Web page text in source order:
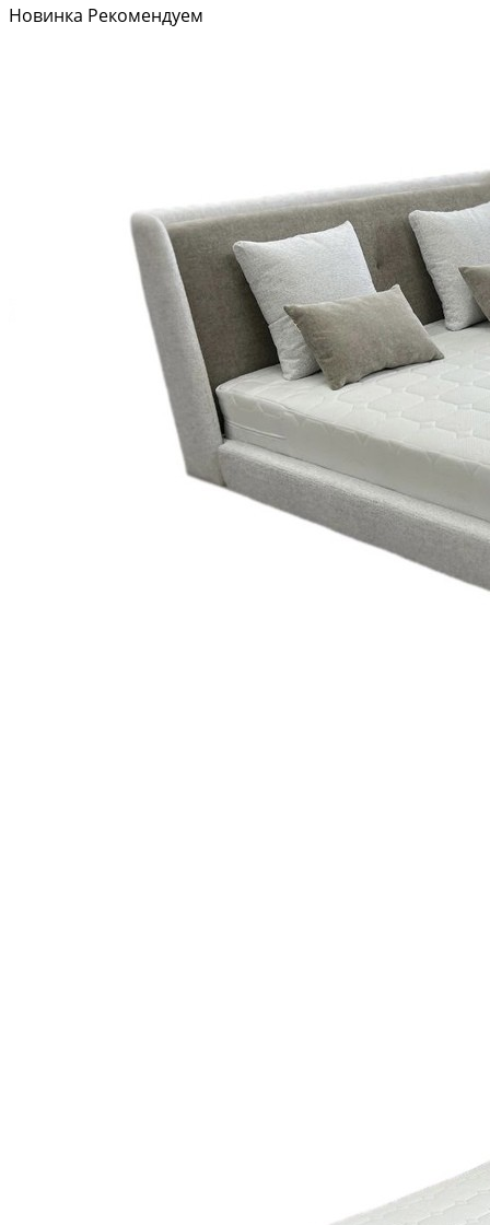
Новинка Рекомендуем